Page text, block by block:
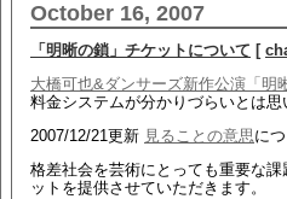
October 16, 2007
「明晰の鎖」チケットについて [
大橋可也&ダンサーズ新作公演「明
料金システムが分かりづらいとは
2007/12/21更新 見ることの意思に
格差社会を芸術にとっても重要な
ットを提供させていただきます。